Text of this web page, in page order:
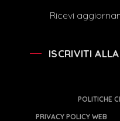
Ricevi
ISCRIVITI
POLITICHE
PRIVACY POLICY WEB